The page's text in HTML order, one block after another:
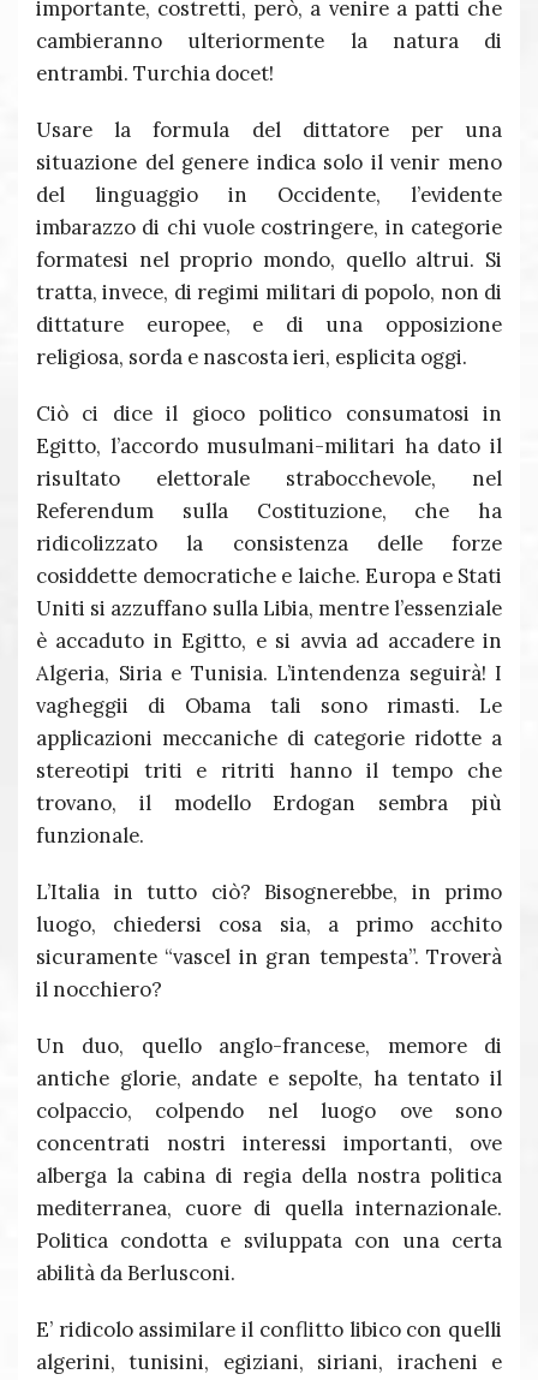
importante, costretti, però, a venire a patti che
cambieranno ulteriormente la natura di
entrambi. Turchia docet!
Usare la formula del dittatore per una
situazione del genere indica solo il venir meno
del linguaggio in Occidente, l’evidente
imbarazzo di chi vuole costringere, in categorie
formatesi nel proprio mondo, quello altrui. Si
tratta, invece, di regimi militari di popolo, non di
dittature europee, e di una opposizione
religiosa, sorda e nascosta ieri, esplicita oggi.
Ciò ci dice il gioco politico consumatosi in
Egitto, l’accordo musulmani-militari ha dato il
risultato elettorale strabocchevole, nel
Referendum sulla Costituzione, che ha
ridicolizzato la consistenza delle forze
cosiddette democratiche e laiche. Europa e Stati
Uniti si azzuffano sulla Libia, mentre l’essenziale
è accaduto in Egitto, e si avvia ad accadere in
Algeria, Siria e Tunisia. L’intendenza seguirà! I
vagheggii di Obama tali sono rimasti. Le
applicazioni meccaniche di categorie ridotte a
stereotipi triti e ritriti hanno il tempo che
trovano, il modello Erdogan sembra più
funzionale.
L’Italia in tutto ciò? Bisognerebbe, in primo
luogo, chiedersi cosa sia, a primo acchito
sicuramente “vascel in gran tempesta”. Troverà
il nocchiero?
Un duo, quello anglo-francese, memore di
antiche glorie, andate e sepolte, ha tentato il
colpaccio, colpendo nel luogo ove sono
concentrati nostri interessi importanti, ove
alberga la cabina di regia della nostra politica
mediterranea, cuore di quella internazionale.
Politica condotta e sviluppata con una certa
abilità da Berlusconi.
E’ ridicolo assimilare il conflitto libico con quelli
algerini, tunisini, egiziani, siriani, iracheni e